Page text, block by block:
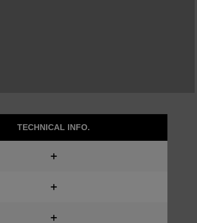
TECHNICAL INFO.